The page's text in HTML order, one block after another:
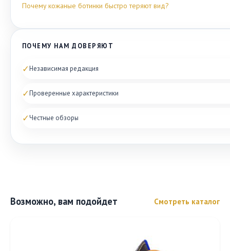
Почему кожаные ботинки быстро теряют вид?
ПОЧЕМУ НАМ ДОВЕРЯЮТ
✓Независимая редакция
✓Проверенные характеристики
✓Честные обзоры
Возможно, вам подойдет Смотреть каталог